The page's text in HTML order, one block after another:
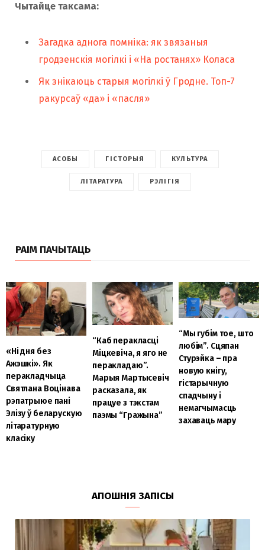
Чытайце таксама:
Загадка аднога помніка: як звязаныя
гродзенскія могілкі і «На ростанях» Коласа
Як знікаюць старыя могілкі ў Гродне. Топ-7
ракурсаў «да» і «пасля»
АСОБЫ ГІСТОРЫЯ КУЛЬТУРА
ЛІТАРАТУРА РЭЛІГІЯ
РАІМ ПАЧЫТАЦЬ
«Ні дня без
Ажэшкі». Як
перакладчыца
Святлана Воцінава
рэпатрыюе пані
Элізу ў беларускую
літаратурную
класіку
“Каб перакласці
Міцкевіча, я яго не
перакладаю”.
Марыя Мартысевіч
расказала, як
працуе з тэкстам
паэмы “Гражына”
“Мы губім тое, што
любім”. Сцяпан
Стурэйка – пра
новую кнігу,
гістарычную
спадчыну і
немагчымасць
захаваць мару
АПОШНІЯ ЗАПІСЫ